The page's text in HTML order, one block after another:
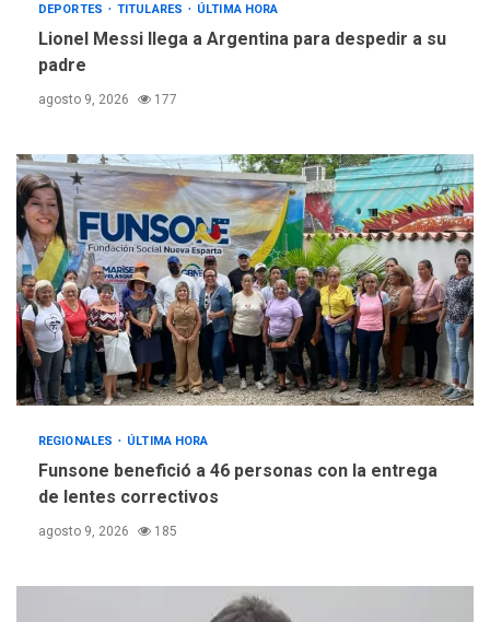
DEPORTES TITULARES ÚLTIMA HORA
Lionel Messi llega a Argentina para despedir a su
padre
agosto 9, 2026 177
REGIONALES ÚLTIMA HORA
Funsone benefició a 46 personas con la entrega
de lentes correctivos
agosto 9, 2026 185